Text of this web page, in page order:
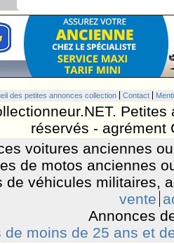
des petites annonces collection Contact
réservés - agrément
voitures anciennes
de motos anciennes
de véhicules militaires,
vente
Annonces
de moins de 25 ans et